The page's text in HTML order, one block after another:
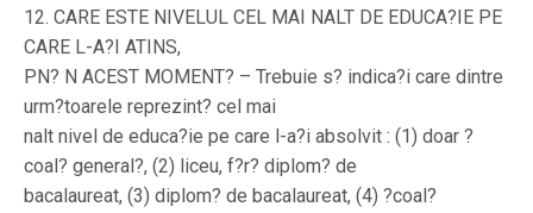
12. CARE ESTE NIVELUL CEL MAI NALT DE EDUCA?IE PE
CARE L-A?I ATINS,
PN? N ACEST MOMENT? – Trebuie s? indica?i care dintre
urm?toarele reprezint? cel mai
nalt nivel de educa?ie pe care l-a?i absolvit : (1) doar ?
coal? general?, (2) liceu, f?r? diplom? de
bacalaureat, (3) diplom? de bacalaureat, (4) ?coal?